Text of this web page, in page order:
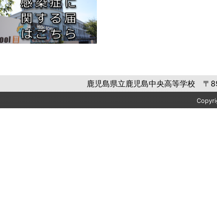
鹿児島県立鹿児島中央高等学校